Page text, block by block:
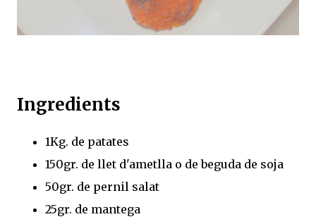
Ingredients
1Kg. de patates
150gr. de llet d'ametlla o de beguda de soja
50gr. de pernil salat
25gr. de mantega